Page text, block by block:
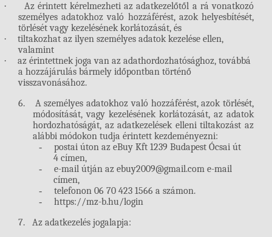
·
Az érintett kérelmezheti az adatkezelőtől a rá vonatkozó
személyes adatokhoz való hozzáférést, azok helyesbítését,
törlését vagy kezelésének korlátozását, és
·
tiltakozhat az ilyen személyes adatok kezelése ellen,
valamint
·
az érintettnek joga van az adathordozhatósághoz, továbbá
a hozzájárulás bármely időpontban történő
visszavonásához.
6.
A személyes adatokhozvaló hozzáférést, azok törlését,
módosítását, vagy kezelésének korlátozását, az adatok
hordozhatóságát, az adatkezelések elleni tiltakozást az
alábbi módokon tudja érintett kezdeményezni:
- postai úton az eBuy Kft 1239 Budapest Ócsai út
4 címen,
- e-mail útján az ebuy2009@gmail.com e-mail
címen,
- telefonon 06 70 423 1566 a számon.
-
https://mz-b.hu/login
7.
Az adatkezelés jogalapja: